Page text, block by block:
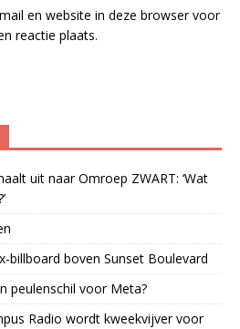
en website in deze browser voor
reactie plaats.
uit naar Omroep ZWART: ‘Wat
billboard boven Sunset Boulevard
peulenschil voor Meta?
Radio wordt kweekvijver voor